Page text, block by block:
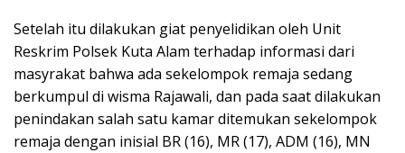
Setelah itu dilakukan giat penyelidikan oleh Unit
Reskrim Polsek Kuta Alam terhadap informasi dari
masyrakat bahwa ada sekelompok remaja sedang
berkumpul di wisma Rajawali, dan pada saat dilakukan
penindakan salah satu kamar ditemukan sekelompok
remaja dengan inisial BR (16), MR (17), ADM (16), MN